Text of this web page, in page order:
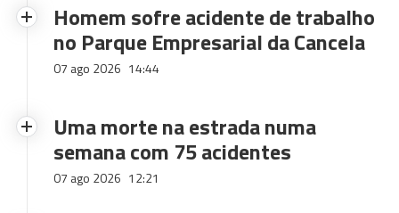
Homem sofre acidente de trabalho
no Parque Empresarial da Cancela
07 ago 2026 14:44
Uma morte na estrada numa
semana com 75 acidentes
07 ago 2026 12:21